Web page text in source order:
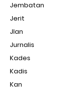
Jembatan
Jerit
Jlan
Jurnalis
Kades
Kadis
Kan